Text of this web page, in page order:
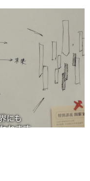
く、硬派で骨太な評論連載
」… ゲームにまつわる言葉
ューター文化史研究家・タ